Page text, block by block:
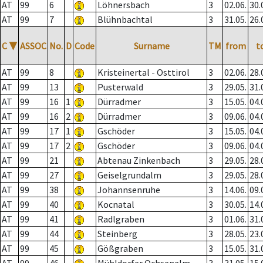
AT 99 6 Löhnersbach 3 02.06.
AT
99 7 Blühnbachtal 3 31.05.
C ▼ ASSOC No. D Code Surname TM from
AT 99 8 Kristeinertal - Osttirol 3 02.06.
AT
99 13 Pusterwald 3 29.05.
AT
99 16 1 Dürradmer 3 15.05.
AT
99 16 2 Dürradmer 3 09.06.
AT
99 17 1 Gschöder 3 15.05.
AT
99 17 2 Gschöder 3 09.06.
AT
99 21 Abtenau Zinkenbach 3 29.05.
AT
99 27 Geiselgrundalm 3 29.05.
AT
99 38 Johannsenruhe 3 14.06.
AT
99 40 Kocnatal 3 30.05.
AT
99 41 Radlgraben 3 01.06.
AT
99 44 Steinberg 3 28.05.
AT
99 45 Gößgraben 3 15.05.